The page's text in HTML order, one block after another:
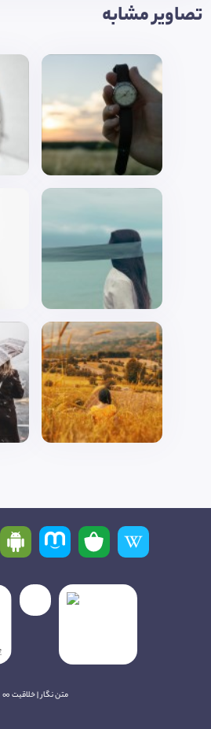
تصاویر مشابه
متن نگار | خلاقیت ∞